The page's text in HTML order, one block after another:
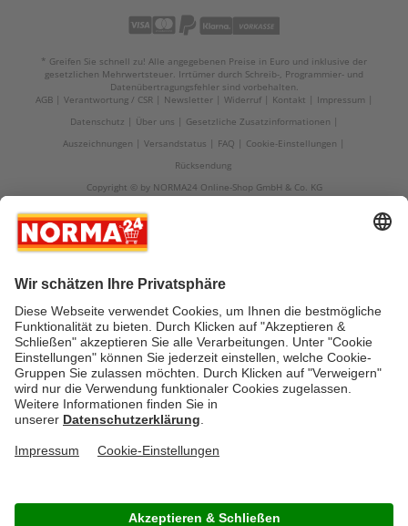
* Greifen Sie schnell zu! Alle angegebenen Preise in Euro und inklusive der
gesetzlichen Mehrwertsteuer. Irrtümer durch Schreib-, Programmier- und
Datenübertragungsfehler sind vorbehalten.
AGB
Verantwortung / CSR Newsletter Widerruf Kontakt
Impressum
Datenschutz
Über uns
Gesetzliche Zusatzinformationen
Auszeichnungen
Versandstatus FAQ
Cookie-Einstellungen
Rücksendung
Copyright © by NORMA24 Online-Shop GmbH & Co. KG